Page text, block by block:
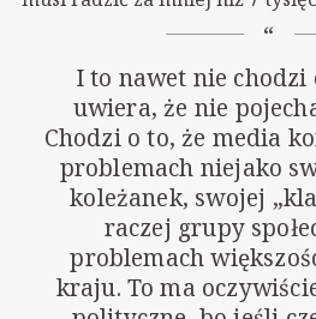
I to nawet nie chodzi
uwiera, że nie
Chodzi o to, że media
problemach niejako
koleżanek, swojej
raczej grupy
problemach
kraju. To ma